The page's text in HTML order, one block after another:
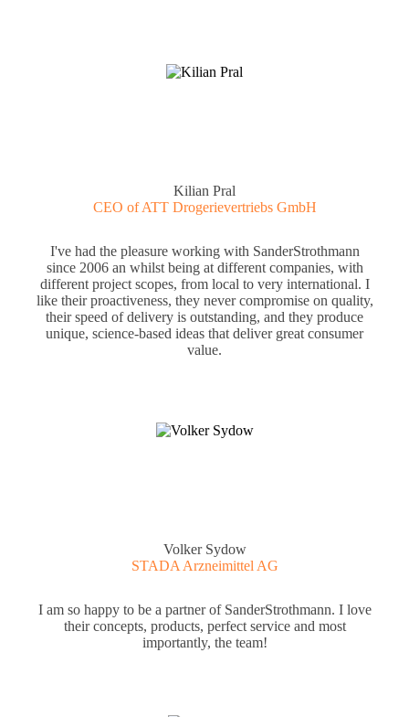
Kilian Pral
CEO of ATT Drogerievertriebs GmbH
I've had the pleasure working with SanderStrothmann
since 2006 an whilst being at different companies, with
different project scopes, from local to very international. I
like their proactiveness, they never compromise on quality,
their speed of delivery is outstanding, and they produce
unique, science-based ideas that deliver great consumer
value.
Volker Sydow
STADA Arzneimittel AG
I am so happy to be a partner of SanderStrothmann. I love
their concepts, products, perfect service and most
importantly, the team!